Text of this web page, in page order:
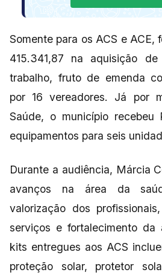
Somente para os ACS e ACE,
415.341,87 na aquisição
trabalho, fruto de emenda
por 16 vereadores. Já por
Saúde, o município recebeu
equipamentos para seis
Durante a audiência, Márcia
avanços na área da
valorização dos
serviços e fortalecimento da
kits entregues aos ACS
proteção solar, protetor